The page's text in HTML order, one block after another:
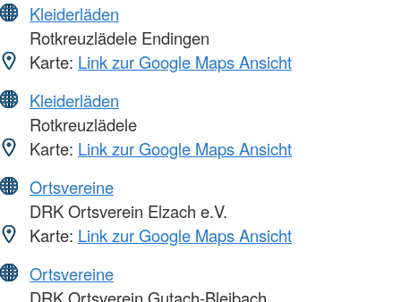
Kleiderläden
Rotkreuzlädele Endingen
Karte: Link zur Google Maps Ansicht
Kleiderläden
Rotkreuzlädele
Karte: Link zur Google Maps Ansicht
Ortsvereine
DRK Ortsverein Elzach e.V.
Karte: Link zur Google Maps Ansicht
Ortsvereine